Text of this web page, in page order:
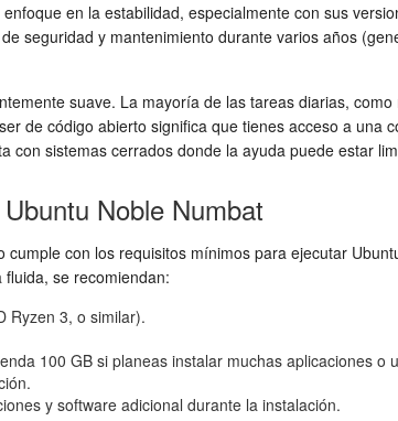
en la estabilidad, especialmente con sus
seguridad y mantenimiento durante varios años
suave. La mayoría de las tareas diarias,
de código abierto significa que tienes acceso a
sistemas cerrados donde la ayuda puede estar
Noble Numbat
con los requisitos mínimos para ejecutar
se recomiendan:
Ryzen 3, o similar).
100 GB si planeas instalar muchas aplicaciones o
y software adicional durante la instalación.